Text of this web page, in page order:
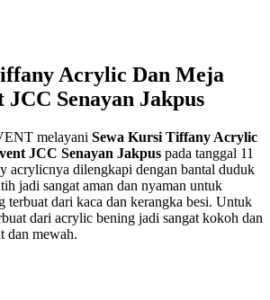
Acrylic Dan Meja
JCC Senayan Jakpus
melayani Sewa Kursi Tiffany Acrylic
JCC Senayan Jakpus pada tanggal 11
acrylicnya dilengkapi dengan bantal duduk
jadi sangat aman dan nyaman untuk
terbuat dari kaca dan kerangka besi. Untuk
dari acrylic bening jadi sangat kokoh dan
dan mewah.